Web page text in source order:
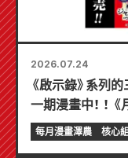
2026.07.24
《啟示錄》系列
一期漫畫中！ ！
將於7月24日發售
每月漫畫澤農 核心